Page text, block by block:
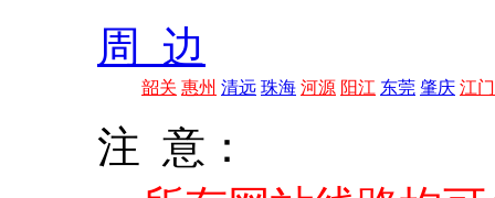
周 边
韶关 惠州 清远 珠海 河源 阳江 东莞 肇庆 江门
注 意：